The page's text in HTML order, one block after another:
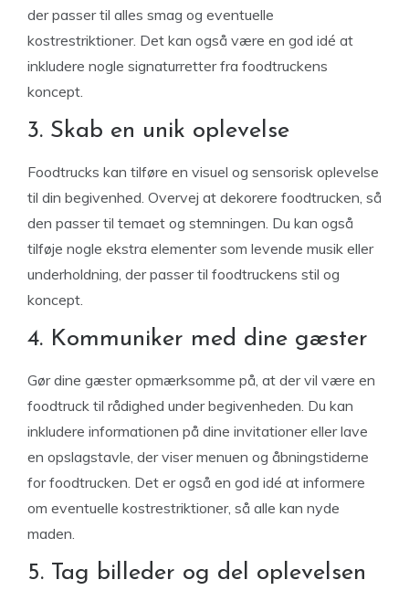
der passer til alles smag og eventuelle
kostrestriktioner. Det kan også være en god idé at
inkludere nogle signaturretter fra foodtruckens
koncept.
3. Skab en unik oplevelse
Foodtrucks kan tilføre en visuel og sensorisk oplevelse
til din begivenhed. Overvej at dekorere foodtrucken, så
den passer til temaet og stemningen. Du kan også
tilføje nogle ekstra elementer som levende musik eller
underholdning, der passer til foodtruckens stil og
koncept.
4. Kommuniker med dine gæster
Gør dine gæster opmærksomme på, at der vil være en
foodtruck til rådighed under begivenheden. Du kan
inkludere informationen på dine invitationer eller lave
en opslagstavle, der viser menuen og åbningstiderne
for foodtrucken. Det er også en god idé at informere
om eventuelle kostrestriktioner, så alle kan nyde
maden.
5. Tag billeder og del oplevelsen